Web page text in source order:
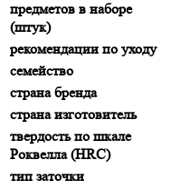
предметов в наборе
(штук)
рекомендации по уходу
семейство
страна бренда
страна изготовитель
твердость по шкале
Роквелла (HRC)
тип заточки